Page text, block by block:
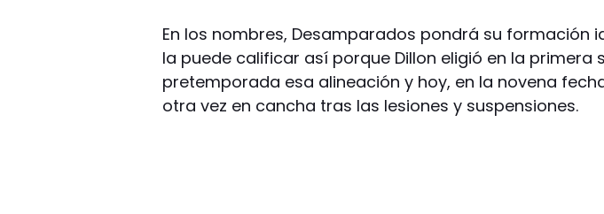
En los nombres, Desamparados pondrá su formación
la puede calificar así porque Dillon eligió en la primera
pretemporada esa alineación y hoy, en la novena
otra vez en cancha tras las lesiones y suspensiones.